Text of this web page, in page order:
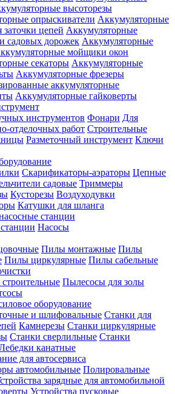
высоторезы
опрыскиватели Аккумуляторные
заточки цепей Аккумуляторные
садовых дорожек Аккумуляторные
мойщики окон
секаторы Аккумуляторные
Аккумуляторные фрезеры
аккумуляторные
Аккумуляторные гайковерты
инструментов Фонари Для
отделочных работ Строительные
Разметочный инструмент Ключи
Скарификаторы-аэраторы Цепные
садовые Триммеры
Кусторезы Воздуходувки
Катушки для шланга
станции
Насосы
Пилы монтажные Пилы
Пилы циркулярные Пилы сабельные
Пылесосы для золы
оборудование
и шлифовальные Станки для
Камнерезы Станки циркулярные
Станки сверлильные Станки
канатные
для автосервиса
автомобильные Полировальные
зарядные для автомобильной
Устройства пусковые